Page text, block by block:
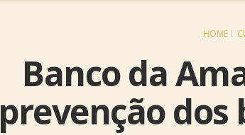
HOME
Banco da
prevenção dos